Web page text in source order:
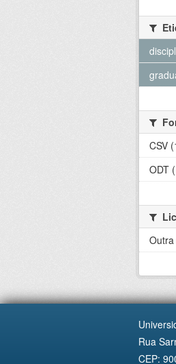
CSV
ODT
Rua
CEP: